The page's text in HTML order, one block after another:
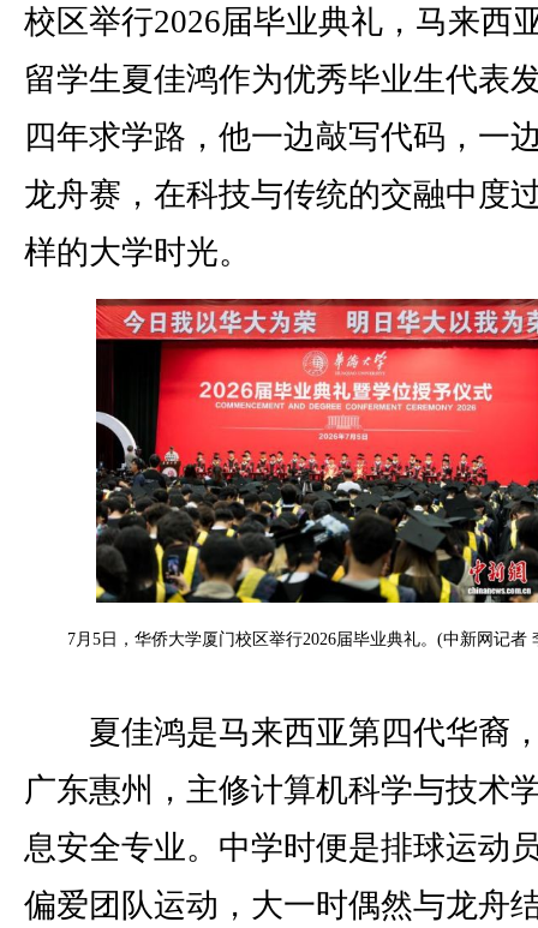
校区举行2026届毕业典礼，马来西
留学生夏佳鸿作为优秀毕业生代表
四年求学路，他一边敲写代码，一
龙舟赛，在科技与传统的交融中度
样的大学时光。
7月5日，华侨大学厦门校区举行2026届毕业典礼。(中新网记者
夏佳鸿是马来西亚第四代华裔
广东惠州，主修计算机科学与技术
息安全专业。中学时便是排球运动
偏爱团队运动，大一时偶然与龙舟